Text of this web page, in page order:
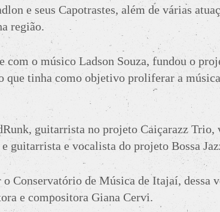
e seus Capotrastes, além de várias
região.
com o músico Ladson Souza, fundou o
que tinha como objetivo proliferar a
guitarrista no projeto Caiçarazz Trio,
guitarrista e vocalista do projeto Bossa
Conservatório de Música de Itajaí, dessa
e compositora Giana Cervi.